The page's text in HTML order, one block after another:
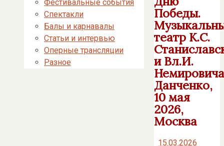
Победы.
театр К.С.
и Вл.И.
Данченко,
10 мая
2026,
Москва
15.03.2026
Фестивальные события
Спектакли
Балы и карнавалы
Статьи и интервью
Оперные трансляции
Разное